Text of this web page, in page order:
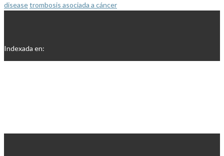
diseasetrombosis asociada a cáncer
Indexada en: